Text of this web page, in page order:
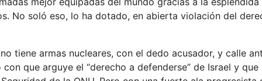
No soló eso, lo ha dotado, en abierta violación del
tiene armas nucleares, con el dedo acusador, y calle
que arguye el “derecho a defenderse” de Israel y que